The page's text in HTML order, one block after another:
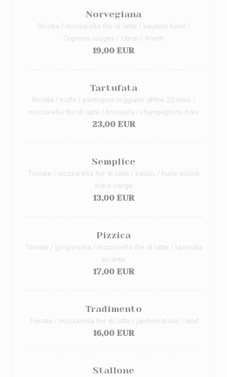
Norvegiana
Ricotta / mozzarella fior di latte / saumon fumé /
Oignons rouges / citron / Aneth
19,00 EUR
Tartufata
Ricotta / truffe / parmigino reggiano affiné 22 mois /
mozzarella fior di latte / bresaola / champignons frais
23,00 EUR
Semplice
Tomate / mozzarella fior di latte / basilic / huile d’olive
extra vierge
13,00 EUR
Pizzica
Tomate / gorgonzola / mozzarella fior di latte / spianata
picante
17,00 EUR
Tradimento
Tomate / mozzarella fior di latte / jambon blanc / œuf
16,00 EUR
Stallone